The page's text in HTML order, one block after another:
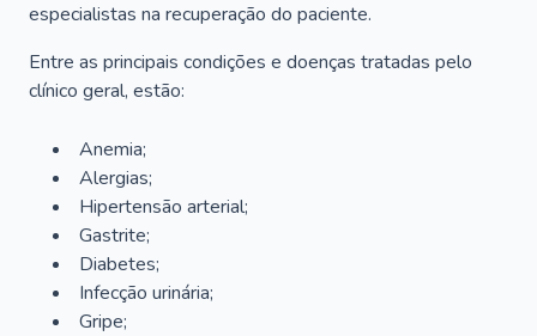
especialistas na recuperação do paciente.
Entre as principais condições e doenças tratadas pelo
clínico geral, estão:
Anemia;
Alergias;
Hipertensão arterial;
Gastrite;
Diabetes;
Infecção urinária;
Gripe;